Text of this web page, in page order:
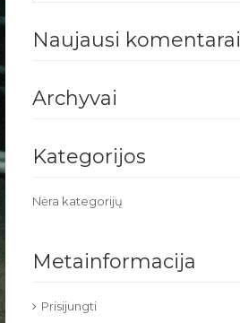
Naujausi komentarai
Archyvai
Kategorijos
Nėra kategorijų
Metainformacija
Prisijungti